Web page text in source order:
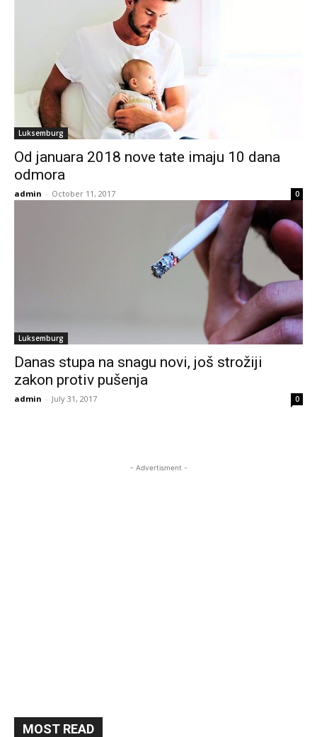
Luksemburg
Od januara 2018 nove tate imaju 10 dana
odmora
admin - October 11, 2017 0
Luksemburg
Danas stupa na snagu novi, još strožiji
zakon protiv pušenja
admin - July 31, 2017 0
- Advertisment -
MOST READ